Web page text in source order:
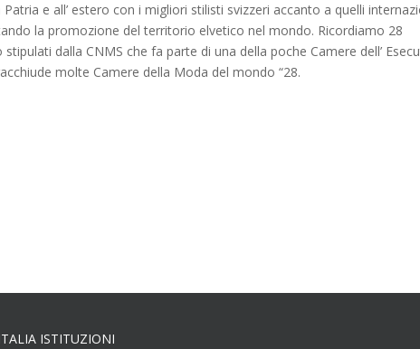
e all’ estero con i migliori stilisti svizzeri accanto a quelli
la promozione del territorio elvetico nel mondo. Ricordiamo 28
dalla CNMS che fa parte di una della poche Camere dell’
molte Camere della Moda del mondo “28.
ISTITUZIONI